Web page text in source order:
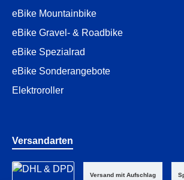
eBike Mountainbike
eBike Gravel- & Roadbike
eBike Spezialrad
eBike Sonderangebote
Elektroroller
Versandarten
Versand mit Aufschlag